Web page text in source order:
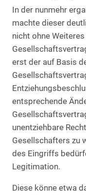
In der nunmehr
machte dieser
nicht ohne
erst der auf Basis
entsprechende
unentziehbare
Gesellschafters zu
des Eingriffs
Legitimation.
Diese könne etwa